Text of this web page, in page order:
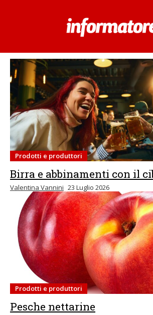
Prodotti e produttori
Birra e abbinamenti con il
Valentina Vannini 23 Luglio 2026
Prodotti e produttori
Pesche nettarine